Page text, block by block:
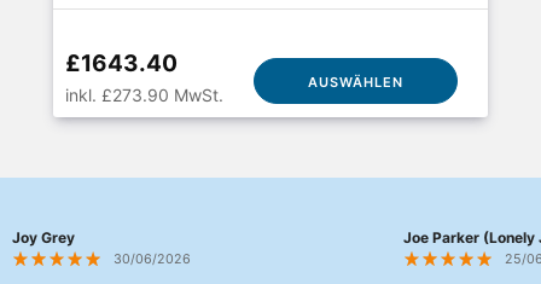
£1643.40
inkl. £273.90 MwSt.
AUSWÄHLEN
Joy Grey
30/06/2026
Joe Parker (Lonely
25/